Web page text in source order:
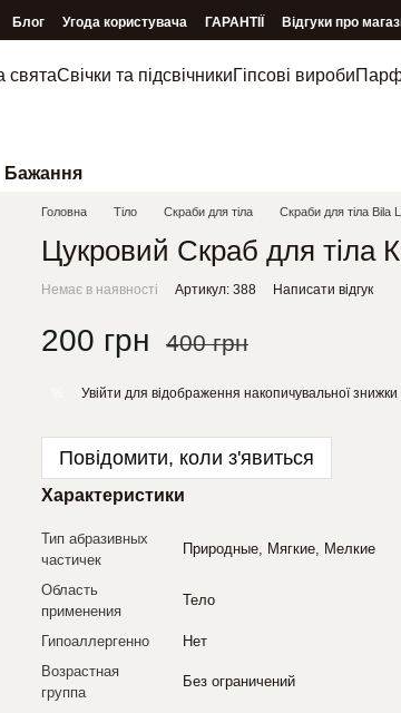
Блог Угода користувача ГАРАНТІЇ Відгуки про
святаСвічки та підсвічникиГіпсові вироби
Бажання
Головна Тіло Скраби для тіла Скраби для тіла Bila
Цукровий Скраб для тіла
Немає в наявності Артикул: 388 Написати відгук
200 грн 400 грн
Увійти для відображення накопичувальної знижки
Повідомити, коли з'явиться
Характеристики
Тип абразивных
частичек
Природные, Мягкие, Мелкие
Область
применения
Тело
Гипоаллергенно
Нет
Возрастная
группа
Без ограничений